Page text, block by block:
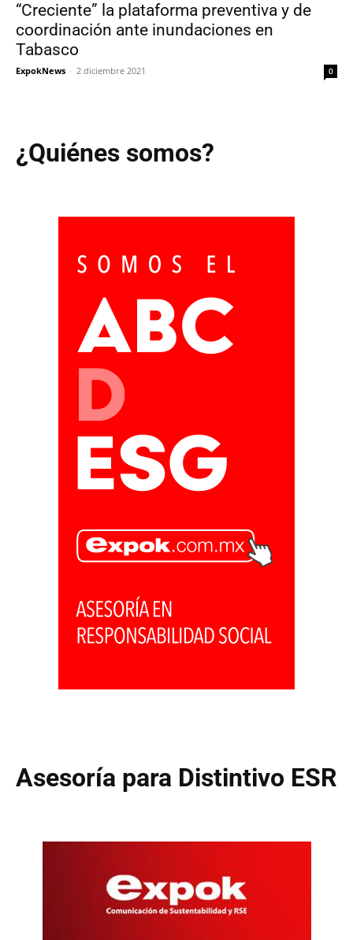
“Creciente” la plataforma preventiva y de
coordinación ante inundaciones en
Tabasco
ExpokNews - 2 diciembre 2021 0
¿Quiénes somos?
Asesoría para Distintivo ESR